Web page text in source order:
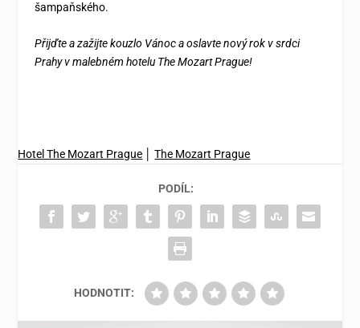
šampaňského.
Přijďte a zažijte kouzlo Vánoc a oslavte nový rok v srdci
Prahy v malebném hotelu The Mozart Prague!
Hotel The Mozart Prague │The Mozart Prague
PODÍL:
HODNOTIT: